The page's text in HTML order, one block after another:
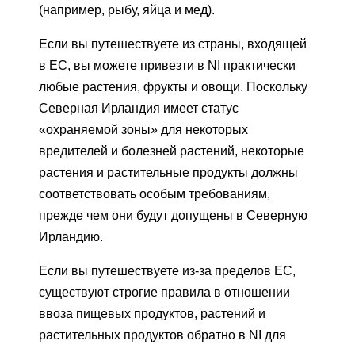
(например, рыбу, яйца и мед).
Если вы путешествуете из страны, входящей
в ЕС, вы можете привезти в NI практически
любые растения, фрукты и овощи. Поскольку
Северная Ирландия имеет статус
«охраняемой зоны» для некоторых
вредителей и болезней растений, некоторые
растения и растительные продукты должны
соответствовать особым требованиям,
прежде чем они будут допущены в Северную
Ирландию.
Если вы путешествуете из-за пределов ЕС,
существуют строгие правила в отношении
ввоза пищевых продуктов, растений и
растительных продуктов обратно в NI для